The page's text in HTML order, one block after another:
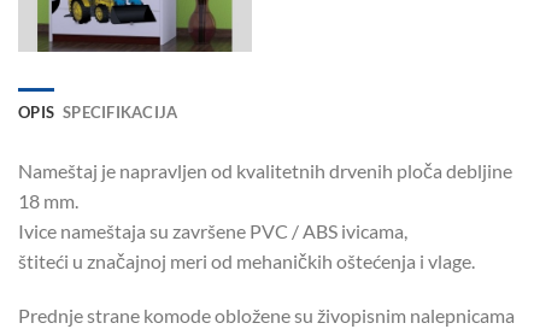
OPIS SPECIFIKACIJA
Nameštaj je napravljen od kvalitetnih drvenih ploča debljine
18 mm.
Ivice nameštaja su završene PVC / ABS ivicama,
štiteći u značajnoj meri od mehaničkih oštećenja i vlage.
Prednje strane komode obložene su živopisnim nalepnicama